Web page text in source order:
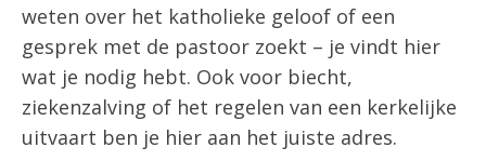
weten over het katholieke geloof of een
gesprek met de pastoor zoekt – je vindt hier
wat je nodig hebt. Ook voor biecht,
ziekenzalving of het regelen van een kerkelijke
uitvaart ben je hier aan het juiste adres.